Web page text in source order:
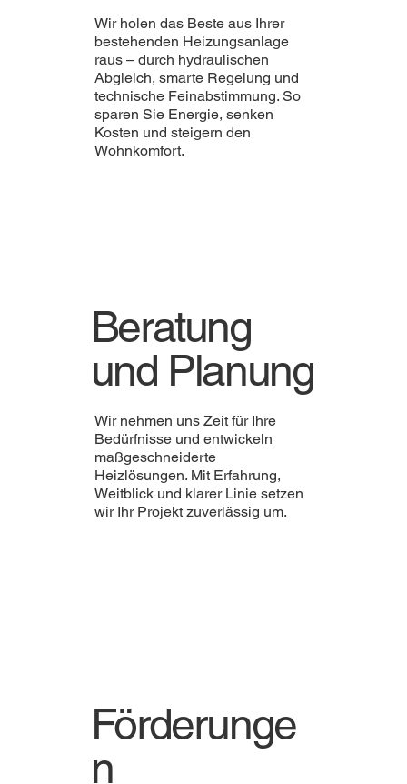
Wir holen das Beste aus Ihrer
bestehenden Heizungsanlage
raus – durch hydraulischen
Abgleich, smarte Regelung und
technische Feinabstimmung. So
sparen Sie Energie, senken
Kosten und steigern den
Wohnkomfort.
Beratung
und Planung
Wir nehmen uns Zeit für Ihre
Bedürfnisse und entwickeln
maßgeschneiderte
Heizlösungen. Mit Erfahrung,
Weitblick und klarer Linie setzen
wir Ihr Projekt zuverlässig um.
Förderunge
n